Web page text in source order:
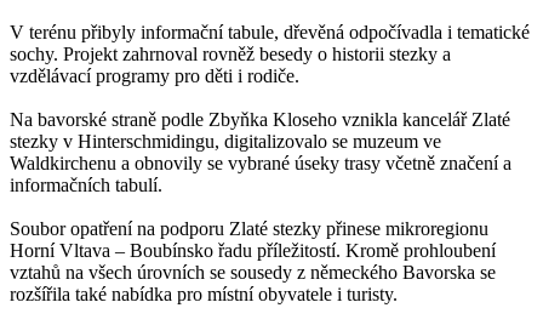
V terénu přibyly informační tabule, dřevěná odpočívadla i tematické
sochy. Projekt zahrnoval rovněž besedy o historii stezky a
vzdělávací programy pro děti i rodiče.
Na bavorské straně podle Zbyňka Kloseho vznikla kancelář Zlaté
stezky v Hinterschmidingu, digitalizovalo se muzeum ve
Waldkirchenu a obnovily se vybrané úseky trasy včetně značení a
informačních tabulí.
Soubor opatření na podporu Zlaté stezky přinese mikroregionu
Horní Vltava – Boubínsko řadu příležitostí. Kromě prohloubení
vztahů na všech úrovních se sousedy z německého Bavorska se
rozšířila také nabídka pro místní obyvatele i turisty.